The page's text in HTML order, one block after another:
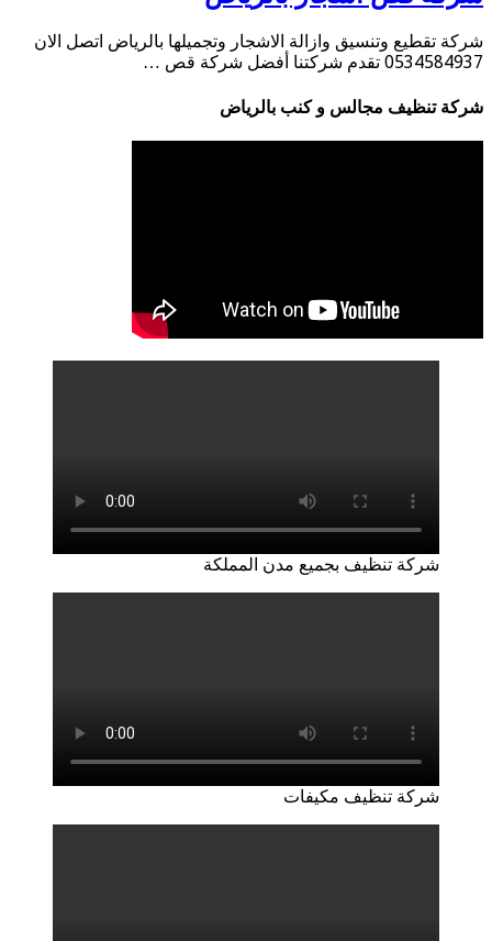
شركة تقطيع وتنسيق وازالة الاشجار وتجميلها بالرياض اتصل الان
0534584937 تقدم شركتنا أفضل شركة قص …
شركة تنظيف مجالس و كنب بالرياض
شركة تنظيف بجميع مدن المملكة
شركة تنظيف مكيفات